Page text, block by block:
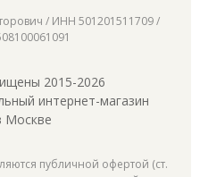
/ ИНН 501201511709 /
2015-2026
интернет-магазин
Москве
публичной офертой (ст.